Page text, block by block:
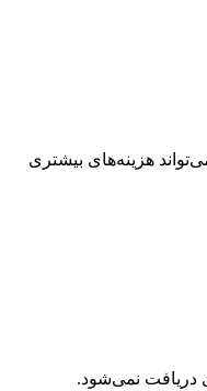
هزینه‌های بیشتری
دریافت نمی‌شود.